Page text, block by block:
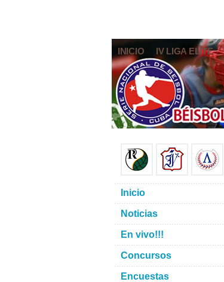
INICIO IV LIGA ELITE
Inicio
Noticias
En vivo!!!
Concursos
Encuestas